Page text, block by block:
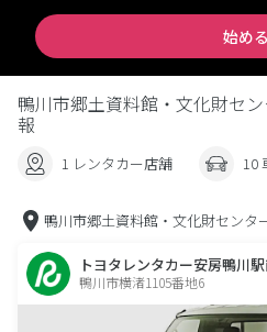
始める
鴨川市郷土資料館・文化財セ
報
1 レンタカー店舗 10
鴨川市郷土資料館・文化財センタ
トヨタレンタカー安房鴨川
鴨川市横渚1105番地6